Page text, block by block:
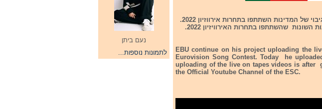
נעם ביתן
לתמונות נוספות...
איגוד השידור האחירופי ממשיך בפרונייקט בעחאת קלטות הגיבוי של המדינות השתתפו בתחרות אירווזיון 2022.
יש לציין שהעלאות קלטות הגיבוי תלויות בהסכמתן של המדינות השונות שהשתתפו בתחרות האירוויזיון 2022.
EBU continue on his project uploading the
Eurovision Song Contest. Today he
uploading of the live on tapes videos is after
the Official Youtube Channel of the ESC.